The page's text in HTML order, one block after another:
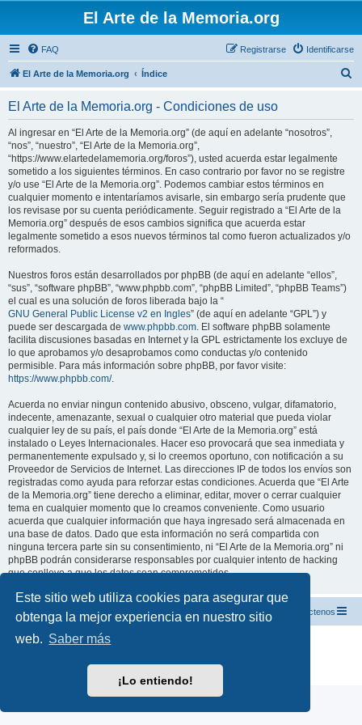
Este sitio web utiliza cookies para asegurar que
obtenga la mejor experiencia en nuestro sitio
web. Saber más
¡Lo entiendo!
El Arte de la Memoria.org
FAQ Identificarse
Registrarse
El Arte de la Memoria.org Índice
El Arte de la Memoria.org - Condiciones de uso
Al ingresar en “El Arte de la Memoria.org” (de aquí en adelante “nosotros”,
“nos”, “nuestro”, “El Arte de la Memoria.org”,
“https://www.elartedelamemoria.org/foros”), usted acuerda estar legalmente
sometido a los siguientes términos. En caso contrario por favor no se registre
y/o use “El Arte de la Memoria.org”. Podemos cambiar estos términos en
cualquier momento e intentaríamos avisarle, sin embargo sería prudente que
los revisase por su cuenta periódicamente. Seguir registrado a “El Arte de la
Memoria.org” después de esos cambios significa que acuerda estar
legalmente sometido a esos nuevos términos tal como fueron actualizados y/o
reformados.
Nuestros foros están desarrollados por phpBB (de aquí en adelante “ellos”,
“sus”, “software phpBB”, “www.phpbb.com”, “phpBB Limited”, “phpBB Teams”)
el cual es una solución de foros liberada bajo la “
GNU General Public License v2 en Ingles” (de aquí en adelante “GPL”) y
puede ser descargada de www.phpbb.com. El software phpBB solamente
facilita discusiones basadas en Internet y la GPL estrictamente los excluye de
lo que aprobamos y/o desaprobamos como conductas y/o contenido
permisible. Para más información sobre phpBB, por favor visite:
https://www.phpbb.com/.
Acuerda no enviar ningun contenido abusivo, obsceno, vulgar, difamatorio,
indecente, amenazante, sexual o cualquier otro material que pueda violar
cualquier ley de su país, el país donde “El Arte de la Memoria.org” está
instalado o Leyes Internacionales. Hacer eso provocará que sea inmediata y
permanentemente expulsado y, si lo creemos oportuno, con notificación a su
Proveedor de Servicios de Internet. Las direcciones IP de todos los envíos son
registradas como ayuda para reforzar estas condiciones. Acuerda que “El Arte
de la Memoria.org” tiene derecho a eliminar, editar, mover o cerrar cualquier
tema en cualquier momento que lo creamos conveniente. Como usuario
acuerda que cualquier información que haya ingresado será almacenada en
una base de datos. Dado que esta información no será compartida con
ninguna tercera parte sin su consentimiento, ni “El Arte de la Memoria.org” ni
phpBB podrán considerarse responsables por cualquier intento de hacking
que conlleve a que los datos sean comprometidos.
El Arte de la Memoria.org Índice Contáctenos
Desarrollado por
Condiciones